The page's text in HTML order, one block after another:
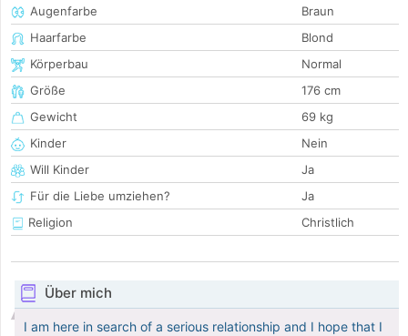
Augenfarbe
Braun
Haarfarbe
Blond
Körperbau
Normal
Größe
176 cm
Gewicht
69 kg
Kinder
Nein
Will Kinder
Ja
Für die Liebe umziehen?
Ja
Religion
Christlich
Über mich
I am here in search of a serious relationship and I hope that I